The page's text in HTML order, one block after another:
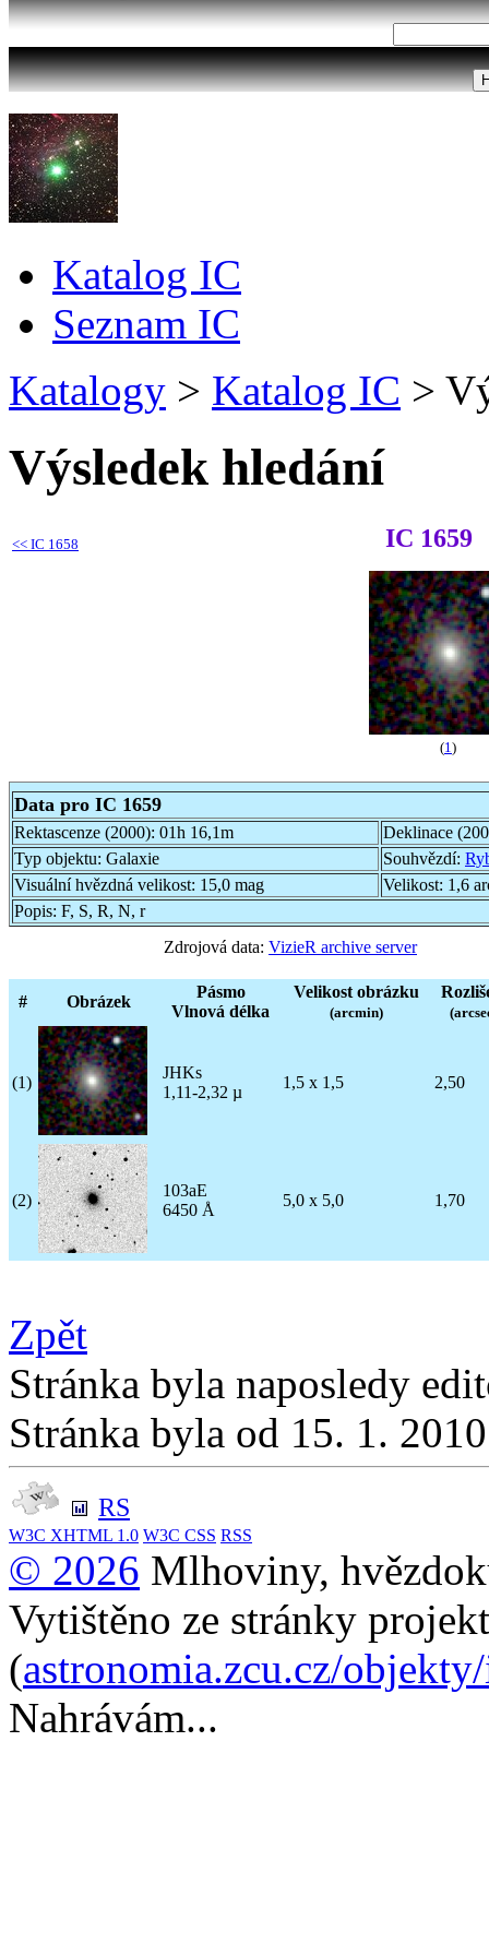
Katalog IC
Seznam IC
Katalogy > Katalog IC >
Výsledek hledání
<< IC 1658 IC 1659
(1 )
Data pro IC 1659
Rektascenze (2000): 01h 16,1m
Deklinace
Typ objektu: Galaxie Souhvězdí:
Visuální hvězdná velikost: 15,0 mag Velikost: 1,6
Popis: F, S, R, N, r
Zdrojová data: VizieR archive server
# Obrázek
Pásmo
Vlnová délka
Velikost obrázku
(arcmin)
(1)
JHKs
1,11-2,32 µ
1,5 x 1,5 2,50
(2)
103aE
6450 Å
5,0 x 5,0 1,70
Zpět
Stránka byla naposledy
Stránka byla od 15. 1.
RS
W3C XHTML 1.0 W3C CSS RSS
© 2026 Mlhoviny,
Vytištěno ze stránky
(astronomia.zcu.cz/
Nahrávám...